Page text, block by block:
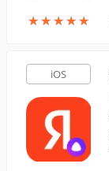
★★★★★
★★★★★
iOS